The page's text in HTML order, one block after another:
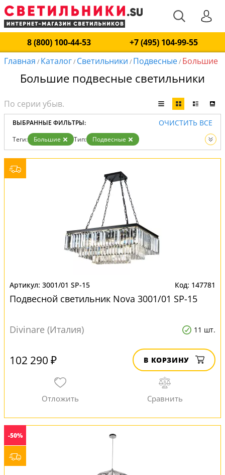
8 (800) 100-44-53
+7 (495) 104-99-55
Главная / Каталог/ Светильники / Подвесные/ Большие
Большие подвесные светильники
ВЫБРАННЫЕ ФИЛЬТРЫ: ОЧИСТИТЬ ВСЕ
Теги: Большие Тип:
Подвесные
Вид:
Светильники
3001/01 SP-15 147781
Подвесной светильник Nova 3001/01 SP-15
Divinare (Италия) 11 шт.
102 290 ₽ В КОРЗИНУ
-50%